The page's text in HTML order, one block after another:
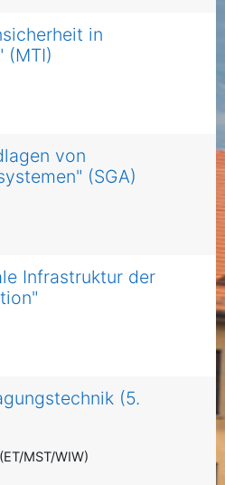
in
(MTI)
von
(SGA)
Infrastruktur der
(5.
(ET/MST/WIW)